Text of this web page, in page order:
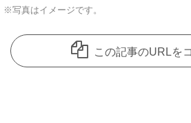
※写真はイメージです。
この記事のURLを